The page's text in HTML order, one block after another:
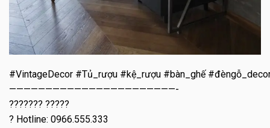
#VintageDecor #Tủ_rượu #kệ_rượu #bàn_ghế
———————————————————————-
??????? ?????
? Hotline: 0966.555.333